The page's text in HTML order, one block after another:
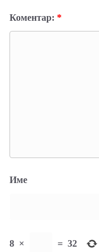
Коментар: *
Име
8 × = 32